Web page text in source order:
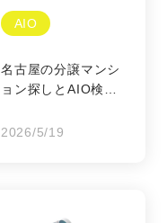
AIO
名古屋の分譲マンシ
ョン探しとAIO検索
2026/5/19